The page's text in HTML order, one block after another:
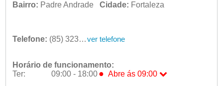
Bairro: Padre Andrade Cidade: Fortaleza
Telefone: (85) 3235-4549 ver telefone
Horário de funcionamento:
Ter:
09:00 - 18:00 ● Abre ás 09:00